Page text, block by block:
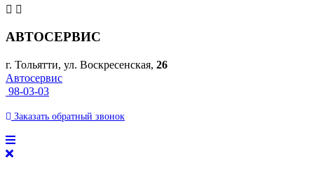
АВТОСЕРВИС
г. Тольятти, ул. Воскресенская, 26
Автосервис
98-03-03
Заказать обратный звонок